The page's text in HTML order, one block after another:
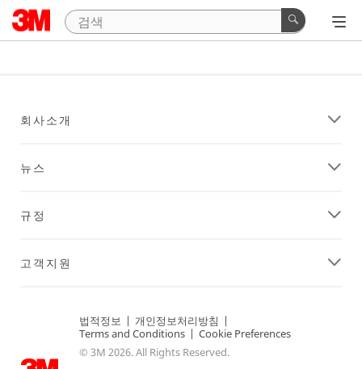
회사소개
뉴스
규정
고객지원
법적정보 | 개인정보처리방침 |
Terms and Conditions | Cookie Preferences
© 3M 2026. All Rights Reserved.